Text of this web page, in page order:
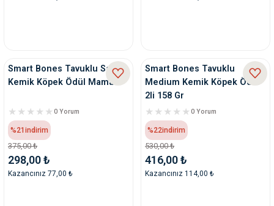
Smart Bones Tavuklu Sargı
Kemik Köpek Ödül Maması
0 Yorum
%21 indirim
375,00 ₺
298,00 ₺
Kazancınız 77,00 ₺
Smart Bones Tavuklu
Medium Kemik Köpek Ödül
2li 158 Gr
0 Yorum
%22indirim
530,00 ₺
416,00 ₺
Kazancınız 114,00 ₺